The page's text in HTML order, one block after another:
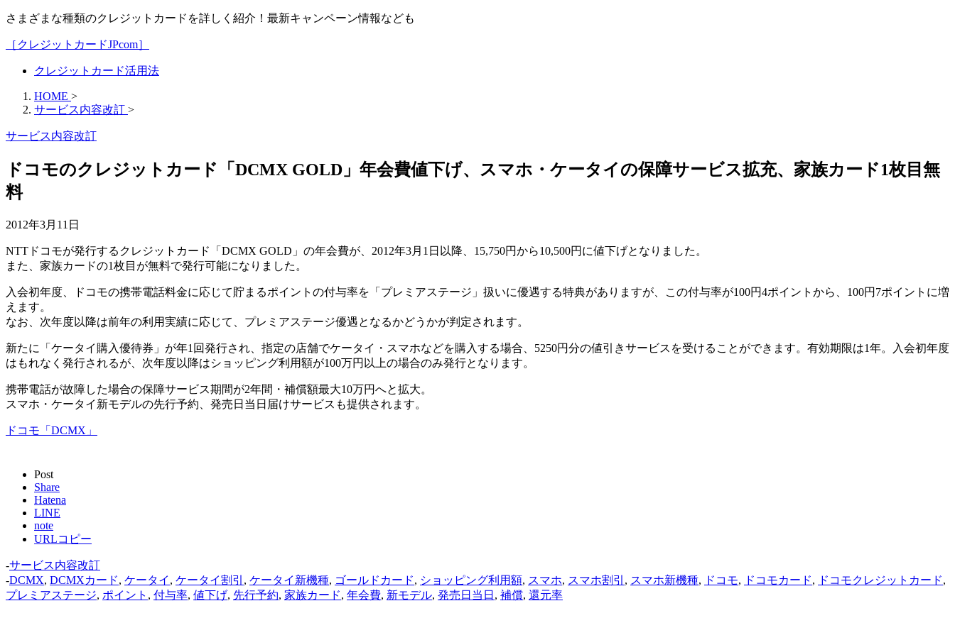
さまざまな種類のクレジットカードを詳しく紹介！最新キャンペーン情報なども
［クレジットカードJPcom］
クレジットカード活用法
HOME >
サービス内容改訂 >
サービス内容改訂
ドコモのクレジットカード「DCMX GOLD」年会費値下げ、スマホ・ケータイの保障サービス拡充、家族カード1枚目無
料
2012年3月11日
NTTドコモが発行するクレジットカード「DCMX GOLD」の年会費が、2012年3月1日以降、15,750円から10,500円に値下げとなりました。
また、家族カードの1枚目が無料で発行可能になりました。
入会初年度、ドコモの携帯電話料金に応じて貯まるポイントの付与率を「プレミアステージ」扱いに優遇する特典がありますが、この付与率が100円4ポイントから、100円7ポイントに増
えます。
なお、次年度以降は前年の利用実績に応じて、プレミアステージ優遇となるかどうかが判定されます。
新たに「ケータイ購入優待券」が年1回発行され、指定の店舗でケータイ・スマホなどを購入する場合、5250円分の値引きサービスを受けることができます。有効期限は1年。入会初年度
はもれなく発行されるが、次年度以降はショッピング利用額が100万円以上の場合のみ発行となります。
携帯電話が故障した場合の保障サービス期間が2年間・補償額最大10万円へと拡大。
スマホ・ケータイ新モデルの先行予約、発売日当日届けサービスも提供されます。
ドコモ「DCMX」
Post
Share
Hatena
LINE
note
URLコピー
-サービス内容改訂
-DCMX, DCMXカード, ケータイ , ケータイ割引 , ケータイ新機種, ゴールドカード, ショッピング利用額, スマホ, スマホ割引 , スマホ新機種, ドコモ, ドコモカード, ドコモクレジットカード,
プレミアステージ, ポイント , 付与率, 値下げ, 先行予約, 家族カード, 年会費, 新モデル, 発売日当日 , 補償, 還元率